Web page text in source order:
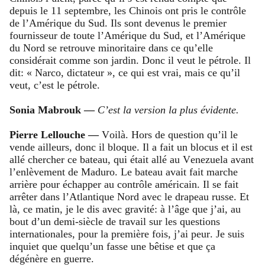
depuis le 11 septembre, les Chinois ont pris le contrôle
de l’Amérique du Sud. Ils sont devenus le premier
fournisseur de toute l’Amérique du Sud, et l’Amérique
du Nord se retrouve minoritaire dans ce qu’elle
considérait comme son jardin. Donc il veut le pétrole. Il
dit: « Narco, dictateur », ce qui est vrai, mais ce qu’il
veut, c’est le pétrole.
Sonia Mabrouk — C’est la version la plus évidente.
Pierre Lellouche —Voilà. Hors de question qu’il le
vende ailleurs, donc il bloque. Il a fait un blocus et il est
allé chercher ce bateau, qui était allé au Venezuela avant
l’enlèvement de Maduro. Le bateau avait fait marche
arrière pour échapper au contrôle américain. Il se fait
arrêter dans l’Atlantique Nord avec le drapeau russe. Et
là, ce matin, je le dis avec gravité: à l’âge que j’ai, au
bout d’un demi-siècle de travail sur les questions
internationales, pour la première fois, j’ai peur. Je suis
inquiet que quelqu’un fasse une bêtise et que ça
dégénère en guerre.